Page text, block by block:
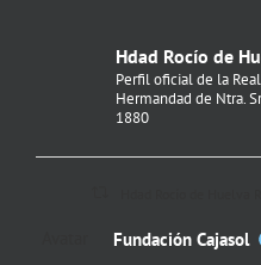
Hdad Rocío de
Perfil oficial de la
Hermandad de Ntra.
1880
Fundación Cajasol